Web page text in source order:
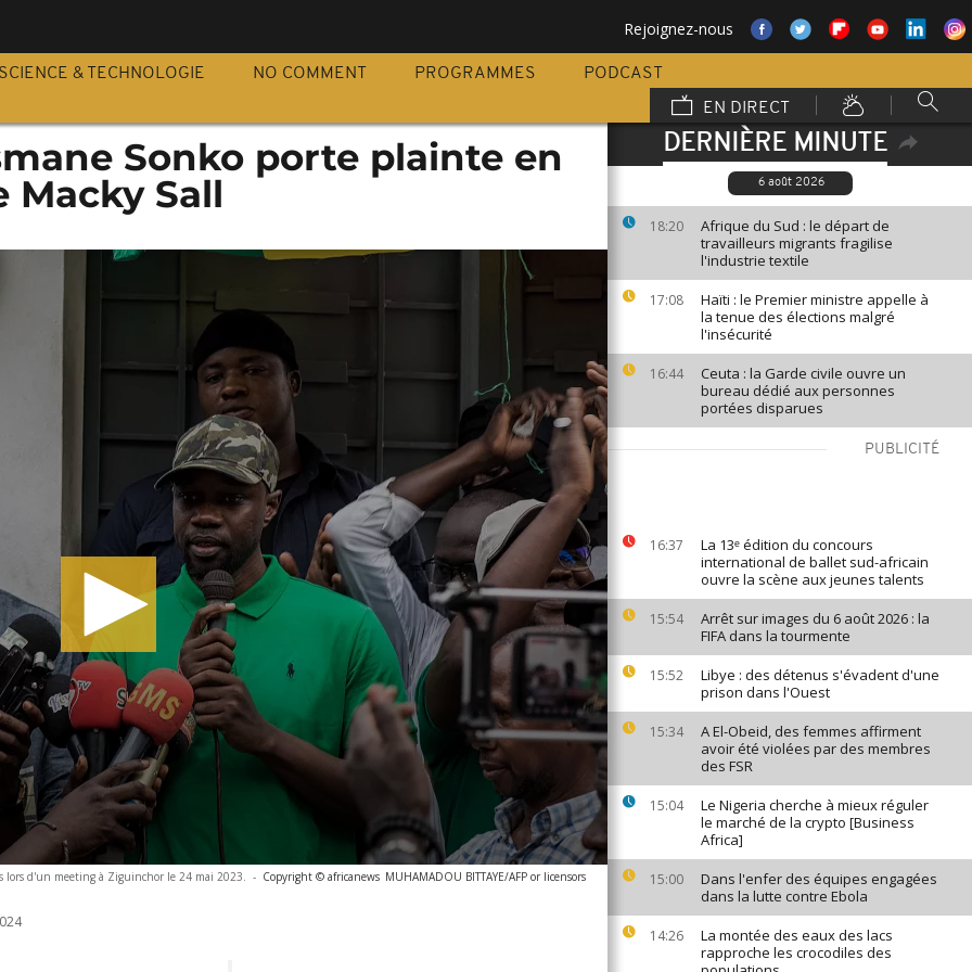
Rejoignez-nous
SCIENCE & TECHNOLOGIE NO COMMENT PROGRAMMES
PODCAST
EN DIRECT
DERNIÈRE MINUTE
6 août 2026
18:20
Afrique du Sud : le départ de
travailleurs migrants fragilise
l'industrie textile
17:08
Haïti : le Premier ministre appelle à
la tenue des élections malgré
l'insécurité
16:44
Ceuta : la Garde civile ouvre un
bureau dédié aux personnes
portées disparues
PUBLICITÉ
16:37
La 13ᵉ édition du concours
international de ballet sud-africain
ouvre la scène aux jeunes talents
15:54
Arrêt sur images du 6 août 2026 : la
FIFA dans la tourmente
15:52
Libye : des détenus s'évadent d'une
prison dans l'Ouest
15:34
A El-Obeid, des femmes affirment
avoir été violées par des membres
des FSR
15:04
Le Nigeria cherche à mieux réguler
le marché de la crypto [Business
Africa]
15:00
Dans l'enfer des équipes engagées
dans la lutte contre Ebola
14:26
La montée des eaux des lacs
rapproche les crocodiles des
Sonko porte plainte en
Macky Sall
lors d'un meeting à Ziguinchor le 24 mai 2023. - Copyright © africanews MUHAMADOU BITTAYE/AFP or licensors